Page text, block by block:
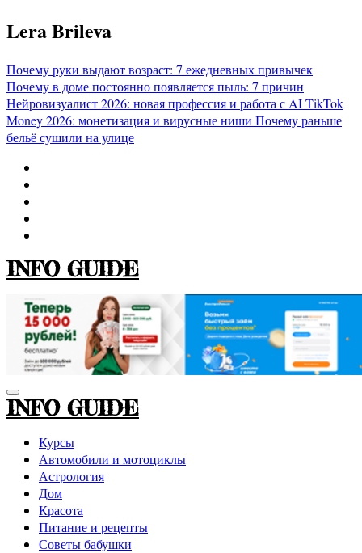
Перейти
к
Lera Brileva
Почему руки выдают возраст: 7 ежедневных привычек
Почему в доме постоянно появляется пыль: 7 причин
Нейровизуалист 2026: новая профессия и работа с AITikTok
Money 2026: монетизация и вирусные ниши Почему раньше
бельё сушили на улице
INFO GUIDE
INFO GUIDE
Курсы
Автомобили и мотоциклы
Астрология
Дом
Красота
Питание и рецепты
Советы бабушки